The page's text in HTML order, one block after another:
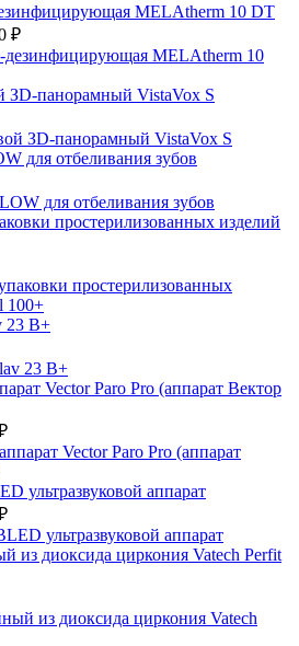
MELAtherm 10 DT
₽
ЗD-панорамный VistaVox S
для отбеливания зубов
простерилизованных изделий
23 B+
Vector Paro Pro (аппарат Вектор
ультразвуковой аппарат
из диоксида циркония Vatech Perfit